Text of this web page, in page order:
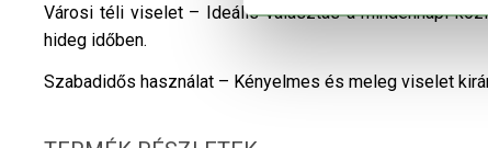
Városi téli viselet – Ideális választás a mindennapi
hideg időben.
Szabadidős használat – Kényelmes és meleg viselet